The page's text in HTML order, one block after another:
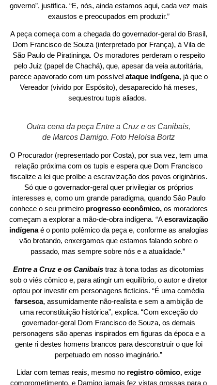
governo”, justifica. “E, nós, ainda estamos aqui, cada vez mais
exaustos e preocupados em produzir.”
A peça começa com a chegada do governador-geral do Brasil,
Dom Francisco de Souza (interpretado por França), à Vila de
São Paulo de Piratininga. Os moradores perderam o respeito
pelo Juiz (papel de Chachá), que, apesar da veia autoritária,
parece apavorado com um possível ataque indígena, já que o
Vereador (vivido por Espósito), desaparecido há meses,
sequestrou tupis aliados.
Outra cena da peça Entre a Cruz e os Canibais,
de Marcos Damigo. Foto Heloisa Bortz
O Procurador (representado por Costa), por sua vez, tem uma
relação próxima com os tupis e espera que Dom Francisco
fiscalize a lei que proíbe a escravização dos povos originários.
Só que o governador-geral quer privilegiar os próprios
interesses e, como um grande paradigma, quando São Paulo
conhece o seu primeiro progresso econômico,os moradores
começam a explorar a mão-de-obra indígena. “Aescravização
indígenaé o ponto polêmico da peça e, conforme as analogias
vão brotando, enxergamos que estamos falando sobre o
passado, mas sempre sobre nós e a atualidade.”
Entre a Cruz e os Canibais traz à tona todas as dicotomias
sob o viés cômico e, para atingir um equilíbrio, o autor e diretor
optou por investir em personagens fictícios. “É uma comédia
farsesca, assumidamente não-realista e sem a ambição de
uma reconstituição histórica”, explica. “Com exceção do
governador-geral Dom Francisco de Souza, os demais
personagens são apenas inspirados em figuras da época e a
gente ri destes homens brancos para desconstruir o que foi
perpetuado em nosso imaginário.”
Lidar com temas reais, mesmo no registro cômico, exige
comprometimento, e Damigo jamais fez vistas grossas para o